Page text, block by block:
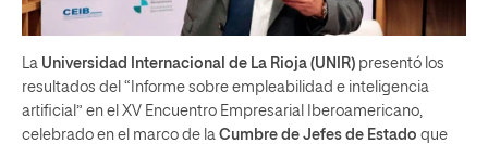
La Universidad Internacional de La Rioja (UNIR) presentó los
resultados del “Informe sobre empleabilidad e inteligencia
artificial” en el XV Encuentro Empresarial Iberoamericano,
celebrado en el marco de la Cumbre de Jefes de Estado que